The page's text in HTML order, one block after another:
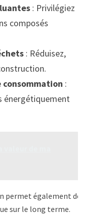
: Privilégiez
composés
: Réduisez,
:
énergétiquement
permet également de
sur le long terme.